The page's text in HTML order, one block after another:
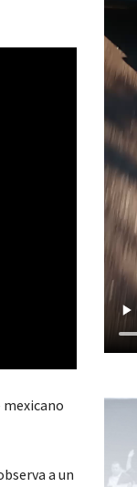
a un